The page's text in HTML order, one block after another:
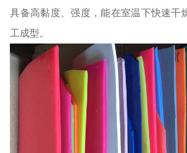
具备高黏度、强度，能在室温下快速干
工成型。